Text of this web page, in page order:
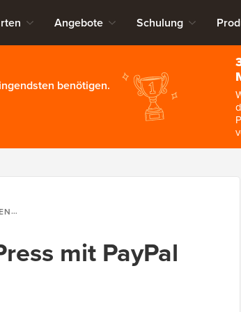
Angebote Schulung
benötigen.
mit PayPal